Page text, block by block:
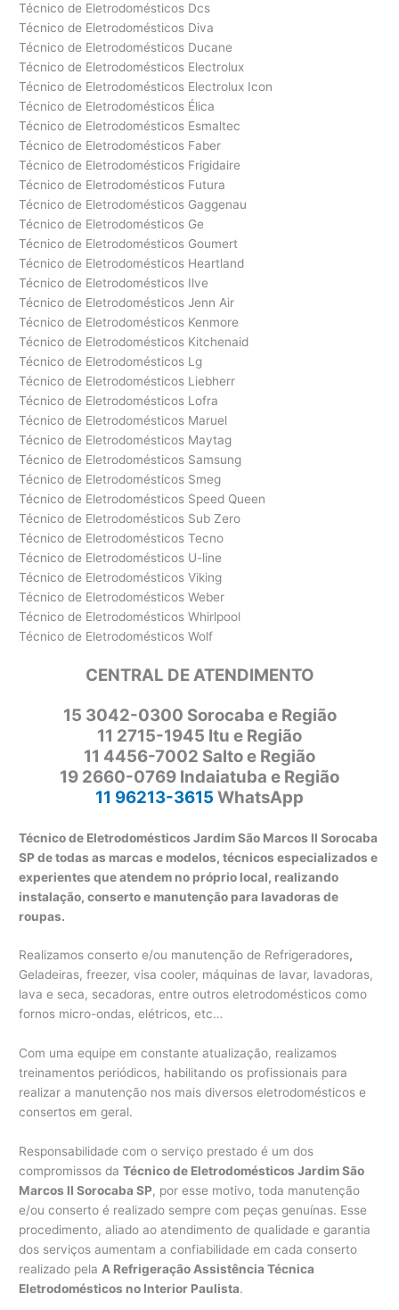
Técnico de Eletrodomésticos Dcs
Técnico de Eletrodomésticos Diva
Técnico de Eletrodomésticos Ducane
Técnico de Eletrodomésticos Electrolux
Técnico de Eletrodomésticos Electrolux Icon
Técnico de Eletrodomésticos Élica
Técnico de Eletrodomésticos Esmaltec
Técnico de Eletrodomésticos Faber
Técnico de Eletrodomésticos Frigidaire
Técnico de Eletrodomésticos Futura
Técnico de Eletrodomésticos Gaggenau
Técnico de Eletrodomésticos Ge
Técnico de Eletrodomésticos Goumert
Técnico de Eletrodomésticos Heartland
Técnico de Eletrodomésticos Ilve
Técnico de Eletrodomésticos Jenn Air
Técnico de Eletrodomésticos Kenmore
Técnico de Eletrodomésticos Kitchenaid
Técnico de Eletrodomésticos Lg
Técnico de Eletrodomésticos Liebherr
Técnico de Eletrodomésticos Lofra
Técnico de Eletrodomésticos Maruel
Técnico de Eletrodomésticos Maytag
Técnico de Eletrodomésticos Samsung
Técnico de Eletrodomésticos Smeg
Técnico de Eletrodomésticos Speed Queen
Técnico de Eletrodomésticos Sub Zero
Técnico de Eletrodomésticos Tecno
Técnico de Eletrodomésticos U-line
Técnico de Eletrodomésticos Viking
Técnico de Eletrodomésticos Weber
Técnico de Eletrodomésticos Whirlpool
Técnico de Eletrodomésticos Wolf
CENTRAL DE ATENDIMENTO
15 3042-0300 Sorocaba e Região
11 2715-1945 Itu e Região
11 4456-7002 Salto e Região
19 2660-0769 Indaiatuba e Região
11 96213-3615 WhatsApp
Técnico de Eletrodomésticos Jardim São Marcos II Sorocaba
SP de todas as marcas e modelos, técnicos especializados e
experientes que atendem no próprio local, realizando
instalação, conserto e manutenção para lavadoras de
roupas.
Realizamos conserto e/ou manutenção de Refrigeradores,
Geladeiras, freezer, visa cooler, máquinas de lavar, lavadoras,
lava e seca, secadoras, entre outros eletrodomésticos como
fornos micro-ondas, elétricos, etc…
Com uma equipe em constante atualização, realizamos
treinamentos periódicos, habilitando os profissionais para
realizar a manutenção nos mais diversos eletrodomésticos e
consertos em geral.
Responsabilidade com o serviço prestado é um dos
compromissos daTécnico de Eletrodomésticos Jardim São
Marcos II Sorocaba SP, por esse motivo, toda manutenção
e/ou conserto é realizado sempre com peças genuínas. Esse
procedimento, aliado ao atendimento de qualidade e garantia
dos serviços aumentam a confiabilidade em cada conserto
realizado pela A Refrigeração Assistência Técnica
Eletrodomésticos no Interior Paulista.